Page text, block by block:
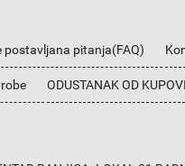
postavljana pitanja(FAQ)
ODUSTANAK OD